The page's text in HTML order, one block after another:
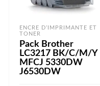
ENCRE D’IMPRIMANTE ET
TONER
Pack Brother
LC3217 BK/C/M/Y
MFCJ 5330DW
J6530DW